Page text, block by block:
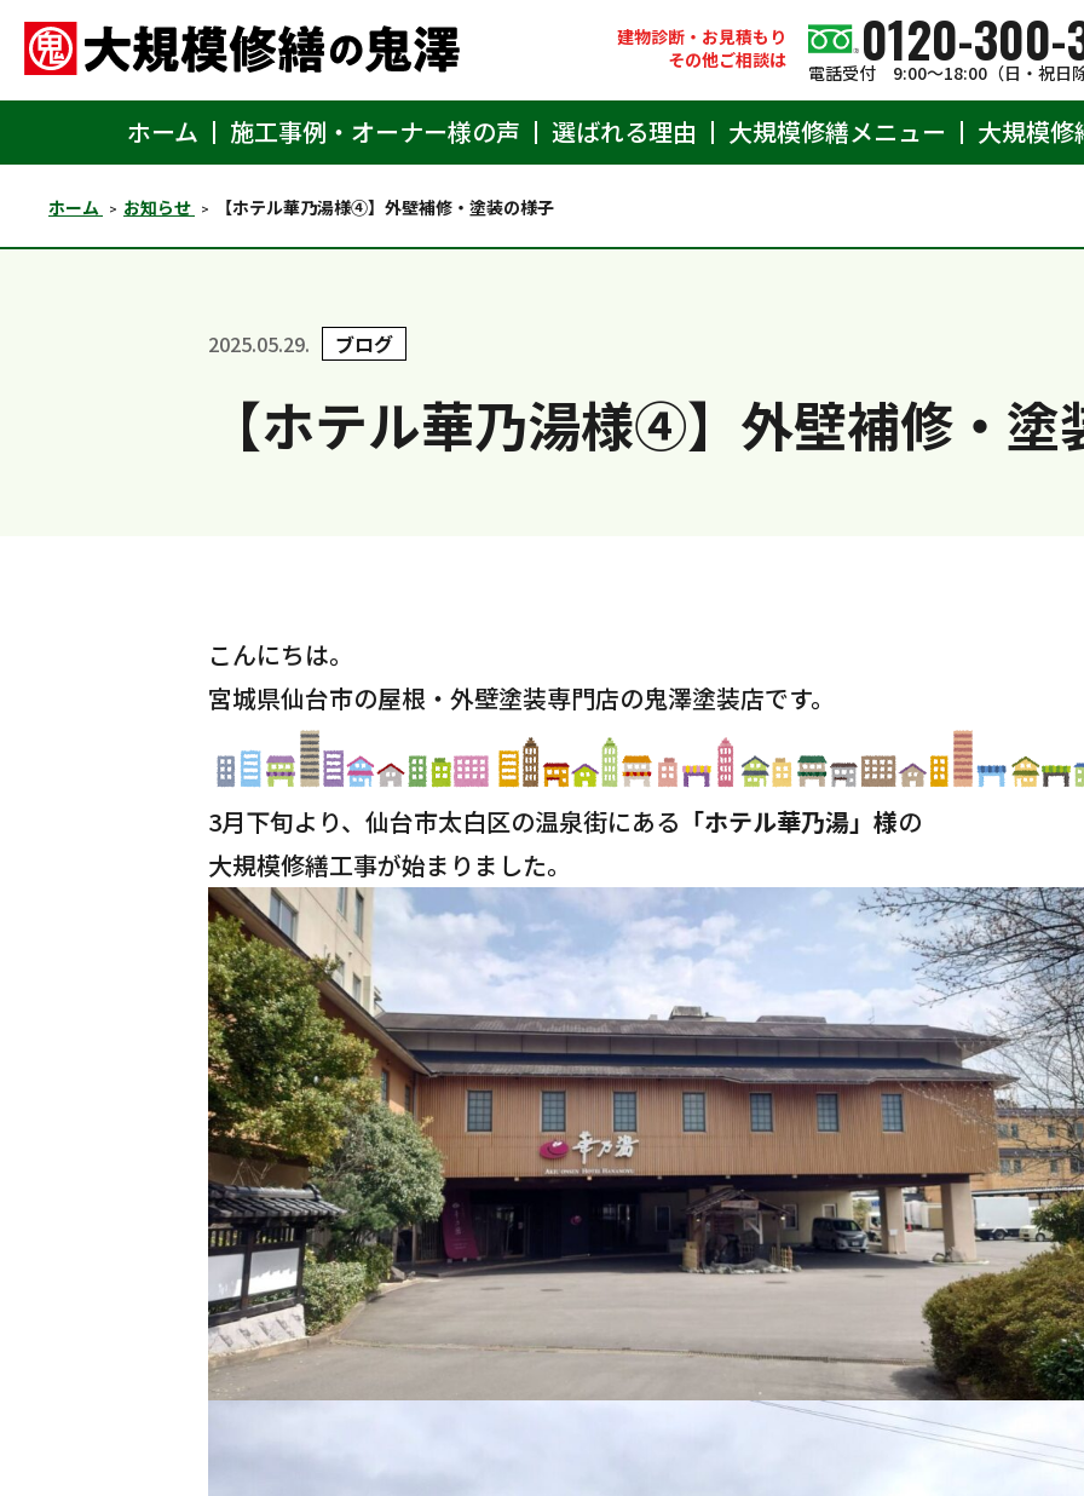
建物診断・お見積もり
その他ご相談は
0120-300-
電話受付 9:00〜18:00（日・祝日除
ホーム
施工事例・オーナー様の声 選ばれる理由 大規模修繕メニュー 大規模修
ホーム お知らせ 【ホテル華乃湯様④】外壁補修・塗装の様子
2025.05.29. ブログ
【ホテル華乃湯様④】外壁補修・塗
こんにちは。
宮城県仙台市の屋根・外壁塗装専門店の鬼澤塗装店です。
3月下旬より、仙台市太白区の温泉街にある 「ホテル華乃湯」様の
大規模修繕工事が始まりました。